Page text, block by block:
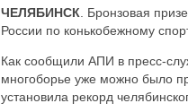
ЧЕЛЯБИНСК . Бронзовая
России по конькобежному
Как сообщили АПИ в пресс-
многоборье уже можно было
установила рекорд